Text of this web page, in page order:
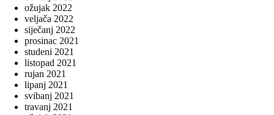
ožujak 2022
veljača 2022
siječanj 2022
prosinac 2021
studeni 2021
listopad 2021
rujan 2021
lipanj 2021
svibanj 2021
travanj 2021